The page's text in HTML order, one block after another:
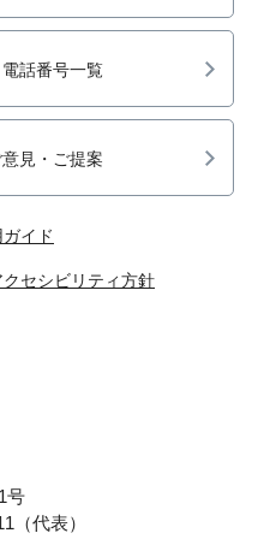
話番号一覧
見・ご提案
イド
クセシビリティ方針
号
（代表）